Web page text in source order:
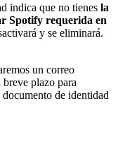
indica que no tienes la
Spotify requerida en
y se eliminará.
un correo
plazo para
de identidad